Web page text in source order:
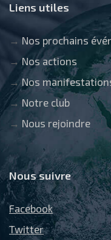
Liens utiles
→Nos prochains
→Nos actions
→ Nos
→ Notre club
→ Nous rejoindre
Nous suivre
Facebook
Twitter